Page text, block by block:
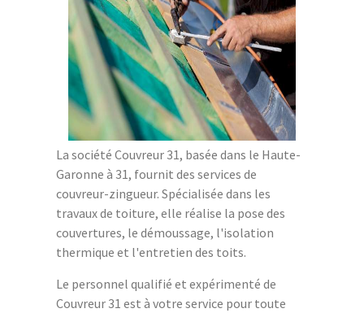
La société Couvreur 31, basée dans le Haute-
Garonne à 31, fournit des services de
couvreur-zingueur. Spécialisée dans les
travaux de toiture, elle réalise la pose des
couvertures, le démoussage, l'isolation
thermique et l'entretien des toits.
Le personnel qualifié et expérimenté de
Couvreur 31 est à votre service pour toute